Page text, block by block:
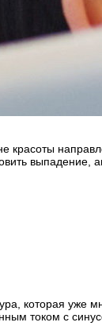
которая уже
током с